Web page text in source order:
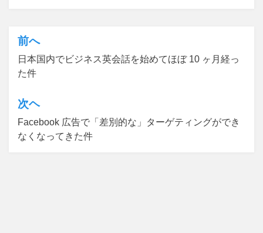
投
稿
ナ
ビ
ゲ
ー
前へ
日本国内でビジネス英会話を始めてほぼ 10 ヶ月経っ
た件
次ヘ
Facebook 広告で「差別的な」ターゲティングができ
なくなってきた件